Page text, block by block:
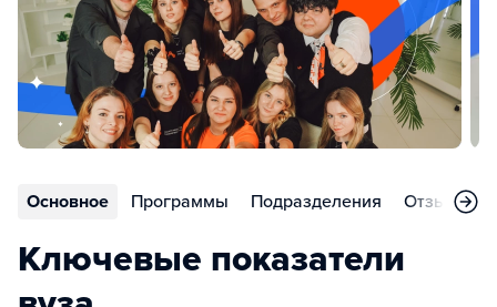
Основное Программы Подразделения Отзывы
Ключевые показатели